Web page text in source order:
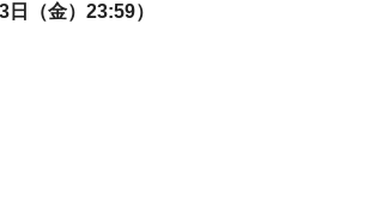
（金）23:59）